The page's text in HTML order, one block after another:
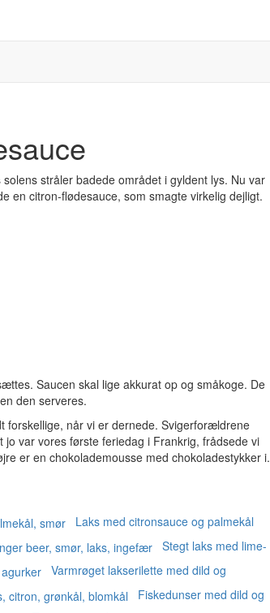
stråler badede området i gyldent lys. Nu var
en citron-flødesauce, som smagte virkelig dejligt.
Saucen skal lige akkurat op og småkoge. De
den serveres.
forskellige, når vi er dernede. Svigerforældrene
var vores første feriedag i Frankrig, frådsede vi
er en chokolademousse med chokoladestykker i.
Laks med citronsauce og palmekål
Stegt laks med lime-
Varmrøget lakserilette med dild og
Fiskedunser med dild og